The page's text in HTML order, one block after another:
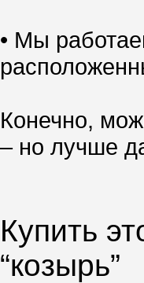
• Мы
Конечно,
– но лучше
Купить
“козырь”